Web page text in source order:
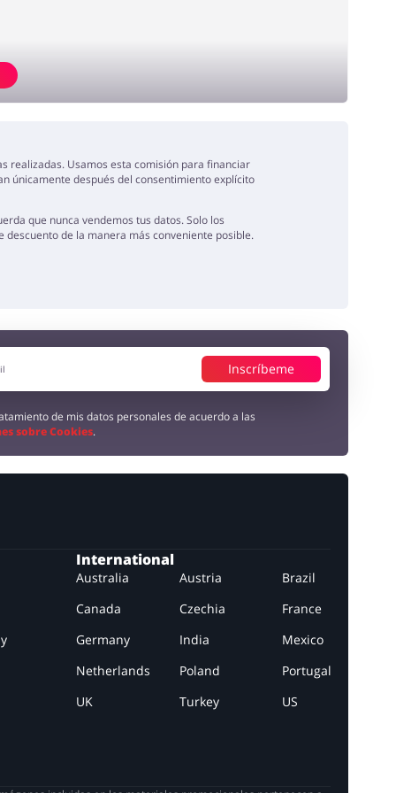
realizadas. Usamos esta comisión para financiar
únicamente después del consentimiento explícito
que nunca vendemos tus datos. Solo los
de la manera más conveniente posible.
Inscríbeme
de mis datos personales de acuerdo a las
sobre Cookies.
International
Australia Austria
Brazil
Canada
Czechia
France
Germany
India
Mexico
Netherlands
Poland
Portugal
UK
Turkey US